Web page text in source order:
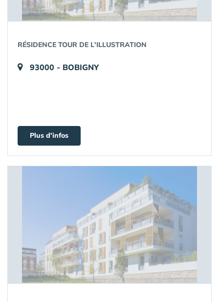
RÉSIDENCE TOUR DE L'ILLUSTRATION
93000 - BOBIGNY
Plus d'infos